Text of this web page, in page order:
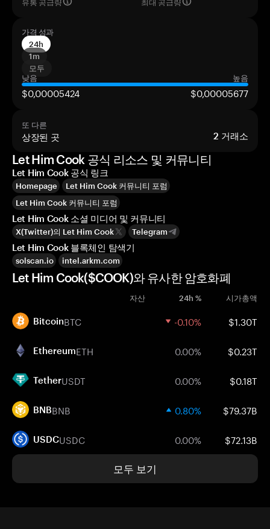
가격 성과
24h
1m
모두
낮음
높음
$0,00005424 $0,00005677
또 다른
상장된 곳 2 거래소
Let Him Cook 공식 리소스 및 커뮤니티
Let Him Cook 공식 링크
Homepage
Let Him Cook 커뮤니티 포럼
Let Him Cook 커뮤니티 포럼
Let Him Cook 소셜 미디어 및 커뮤니티
X(Twitter)의 Let Him Cook Telegram
Let Him Cook 블록체인 탐색기
solscan.io intel.arkm.com
Let Him Cook($COOK)와 유사한 암호화폐
자산 24h % 시가총액
BitcoinBTC -0.10% $1.30T
EthereumETH 0.00% $0.23T
TetherUSDT 0.00% $0.18T
BNBBNB 0.80% $79.37B
USDCUSDC 0.00% $72.13B
모두 보기